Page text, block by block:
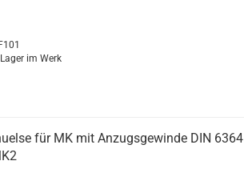
im Werk
für MK mit Anzugsgewinde DIN 6364